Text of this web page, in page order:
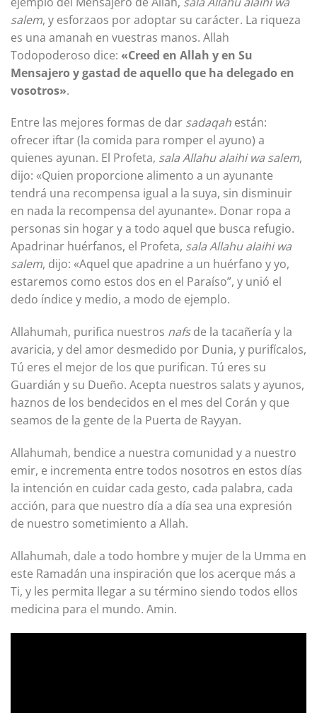
salem, y esforzaos por adoptar su carácter. La riqueza
es una amanah en vuestras manos. Allah
Todopoderoso dice: «Creed en Allah y en Su
Mensajero y gastad de aquello que ha delegado en
vosotros».
Entre las mejores formas de dar sadaqah están:
ofrecer iftar (la comida para romper el ayuno) a
quienes ayunan. El Profeta, sala Allahu alaihi wa salem,
dijo: «Quien proporcione alimento a un ayunante
tendrá una recompensa igual a la suya, sin disminuir
en nada la recompensa del ayunante». Donar ropa a
personas sin hogar y a todo aquel que busca refugio.
Apadrinar huérfanos, el Profeta, sala Allahu alaihi wa
salem, dijo: «Aquel que apadrine a un huérfano y yo,
estaremos como estos dos en el Paraíso”, y unió el
dedo índice y medio, a modo de ejemplo.
Allahumah, purifica nuestros nafsde la tacañería y la
avaricia, y del amor desmedido por Dunia, y purifícalos,
Tú eres el mejor de los que purifican. Tú eres su
Guardián y su Dueño. Acepta nuestros salats y ayunos,
haznos de los bendecidos en el mes del Corán y que
seamos de la gente de la Puerta de Rayyan.
Allahumah, bendice a nuestra comunidad y a nuestro
emir, e incrementa entre todos nosotros en estos días
la intención en cuidar cada gesto, cada palabra, cada
acción, para que nuestro día a día sea una expresión
de nuestro sometimiento a Allah.
Allahumah, dale a todo hombre y mujer de la Umma en
este Ramadán una inspiración que los acerque más a
Ti, y les permita llegar a su término siendo todos ellos
medicina para el mundo. Amin.